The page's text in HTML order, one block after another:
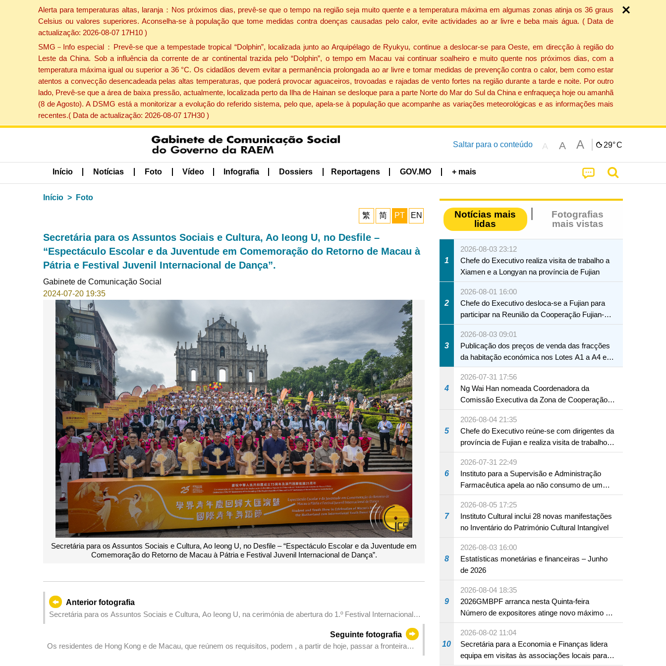
Alerta para temperaturas altas, laranja：Nos próximos dias, prevê-se que o tempo na região seja muito quente e a temperatura máxima em algumas zonas atinja os 36 graus
Celsius ou valores superiores. Aconselha-se à população que tome medidas contra doenças causadas pelo calor, evite actividades ao ar livre e beba mais água. ( Data de
actualização: 2026-08-07 17H10 )
SMG－Info especial：Prevê-se que a tempestade tropical “Dolphin”, localizada junto ao Arquipélago de Ryukyu, continue a deslocar-se para Oeste, em direcção à região do
Leste da China. Sob a influência da corrente de ar continental trazida pelo “Dolphin”, o tempo em Macau vai continuar soalheiro e muito quente nos próximos dias, com a
temperatura máxima igual ou superior a 36 °C. Os cidadãos devem evitar a permanência prolongada ao ar livre e tomar medidas de prevenção contra o calor, bem como estar
atentos a convecção desencadeada pelas altas temperaturas, que poderá provocar aguaceiros, trovoadas e rajadas de vento fortes na região durante a tarde e noite. Por outro
lado, Prevê-se que a área de baixa pressão, actualmente, localizada perto da Ilha de Hainan se desloque para a parte Norte do Mar do Sul da China e enfraqueça hoje ou amanhã
(8 de Agosto). A DSMG está a monitorizar a evolução do referido sistema, pelo que, apela-se à população que acompanhe as variações meteorológicas e as informações mais
recentes.( Data de actualização: 2026-08-07 17H30 )
Saltar para o conteúdo A A A 29°C
Início Notícias Foto Vídeo Infografia Dossiers Reportagens GOV.MO + mais
Início Foto
繁 简 PT EN
Secretária para os Assuntos Sociais e Cultura, Ao Ieong U, no Desfile –
“Espectáculo Escolar e da Juventude em Comemoração do Retorno de Macau à
Pátria e Festival Juvenil Internacional de Dança”.
Gabinete de Comunicação Social
2024-07-20 19:35
Secretária para os Assuntos Sociais e Cultura, Ao Ieong U, no Desfile – “Espectáculo Escolar e da Juventude em
Comemoração do Retorno de Macau à Pátria e Festival Juvenil Internacional de Dança”.
Anterior fotografia
Secretária para os Assuntos Sociais e Cultura, Ao Ieong U, na cerimónia de abertura do 1.º Festival Internacional
Seguinte fotografia
Os residentes de Hong Kong e de Macau, que reúnem os requisitos, podem , a partir de hoje, passar a fronteira
Notícias mais
lidas
Fotografias
mais vistas
1
2026-08-03 23:12
Chefe do Executivo realiza visita de trabalho a
Xiamen e a Longyan na província de Fujian
2
2026-08-01 16:00
Chefe do Executivo desloca-se a Fujian para
participar na Reunião da Cooperação Fujian-
Macau
3
2026-08-03 09:01
Publicação dos preços de venda das fracções
da habitação económica nos Lotes A1 a A4 e
A12 da Zona A dos Novos Aterros
4
2026-07-31 17:56
Ng Wai Han nomeada Coordenadora da
Comissão Executiva da Zona de Cooperação
Aprofundada entre Guangdong e Macau em
Hengqin
5
2026-08-04 21:35
Chefe do Executivo reúne-se com dirigentes da
província de Fujian e realiza visita de trabalho
em Fuzhou
6
2026-07-31 22:49
Instituto para a Supervisão e Administração
Farmacêutica apela ao não consumo de um
produto com substâncias medicamentosas
ocidentais
7
2026-08-05 17:25
Instituto Cultural inclui 28 novas manifestações
no Inventário do Património Cultural Intangível
8
2026-08-03 16:00
Estatísticas monetárias e financeiras – Junho
de 2026
9
2026-08-04 18:35
2026GMBPF arranca nesta Quinta-feira
Número de expositores atinge novo máximo em
18 anos
10
2026-08-02 11:04
Secretária para a Economia e Finanças lidera
equipa em visitas às associações locais para